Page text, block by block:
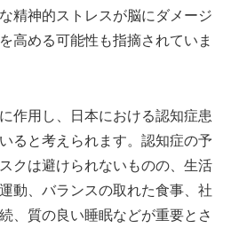
精神的ストレスが脳にダメージ
高める可能性も指摘されていま
作用し、日本における認知症患
ると考えられます。認知症の予
クは避けられないものの、生活
動、バランスの取れた食事、社
、質の良い睡眠などが重要とさ